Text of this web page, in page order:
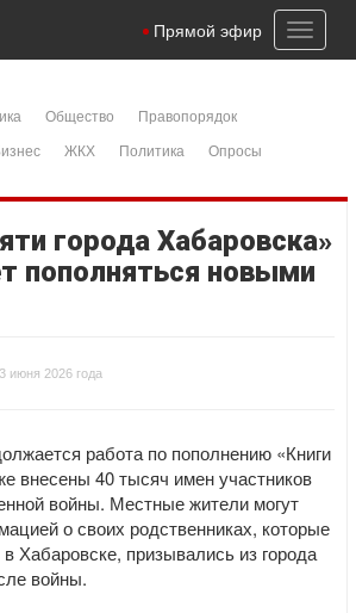
Toggle
Прямой эфир
Общество
Правопорядок
ЖКХ Политика
Опросы
города Хабаровска»
пополняться новыми
июня 2026 года
работа по пополнению «Книги
внесены 40 тысяч имен участников
войны. Местные жители могут
о своих родственниках, которые
Хабаровске, призывались из города
войны.